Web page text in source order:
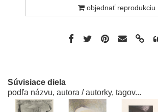
objednať reprodukciu
Súvisiace diela
podľa názvu, autora / autorky, tagov...